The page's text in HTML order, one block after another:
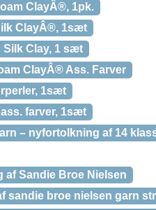
ClayÂ®, 1pk.
ClayÂ®, 1sæt
Clay, 1 sæt
ClayÂ® Ass. Farver
1sæt
farver, 1sæt
– nyfortolkning af 14
af Sandie Broe Nielsen
sandie broe nielsen garn